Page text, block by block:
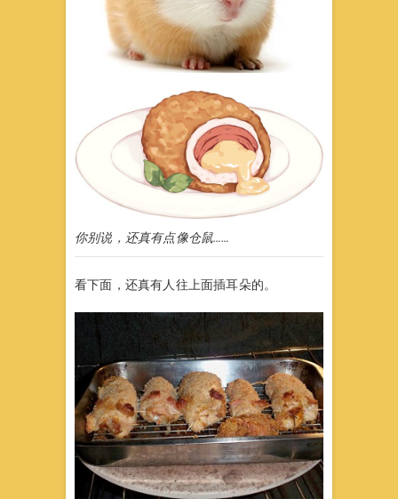
你别说，还真有点像仓鼠……
看下面，还真有人往上面插耳朵的。